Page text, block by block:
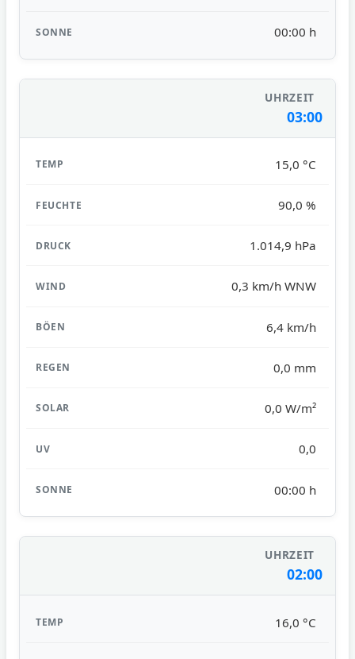
00:00 h
03:00
15,0 °C
90,0 %
1.014,9 hPa
0,3 km/h WNW
6,4 km/h
0,0 mm
0,0 W/m²
0,0
00:00 h
02:00
16,0 °C